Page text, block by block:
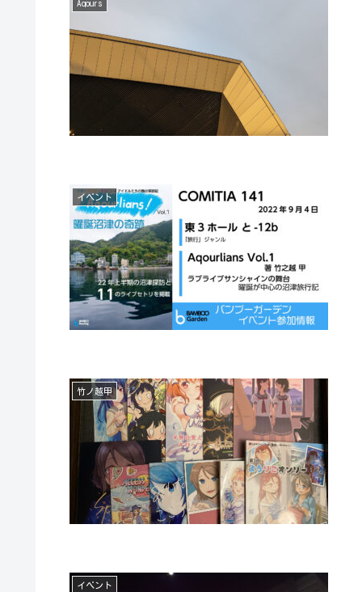
Aqours
イベント
竹ノ越甲
イベント